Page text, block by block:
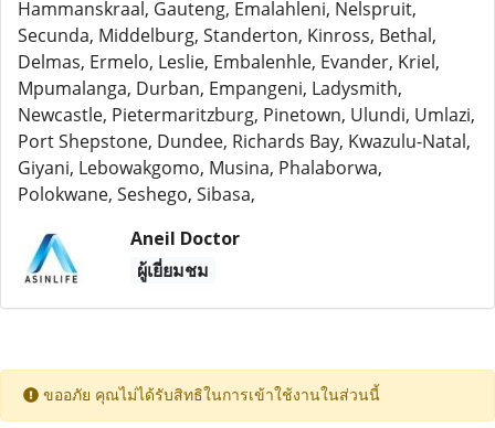
Hammanskraal, Gauteng, Emalahleni, Nelspruit,
Secunda, Middelburg, Standerton, Kinross, Bethal,
Delmas, Ermelo, Leslie, Embalenhle, Evander, Kriel,
Mpumalanga, Durban, Empangeni, Ladysmith,
Newcastle, Pietermaritzburg, Pinetown, Ulundi, Umlazi,
Port Shepstone, Dundee, Richards Bay, Kwazulu-Natal,
Giyani, Lebowakgomo, Musina, Phalaborwa,
Polokwane, Seshego, Sibasa,
Aneil Doctor
ผู้เยี่ยมชม
ขออภัย คุณไม่ได้รับสิทธิในการเข้าใช้งานในส่วนนี้